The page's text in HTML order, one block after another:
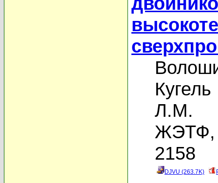
Л.М.
ЖЭТФ,
2158
DJVU (263.7K)